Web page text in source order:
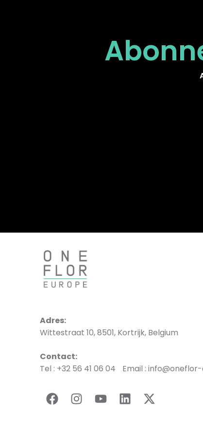
Adres:
Wittestraat 10, 8501, Kortrijk, Belgium
Contact:
Tel : +32 56 41 06 04 Email :